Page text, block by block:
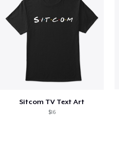
Sitcom TV Text Art
$16